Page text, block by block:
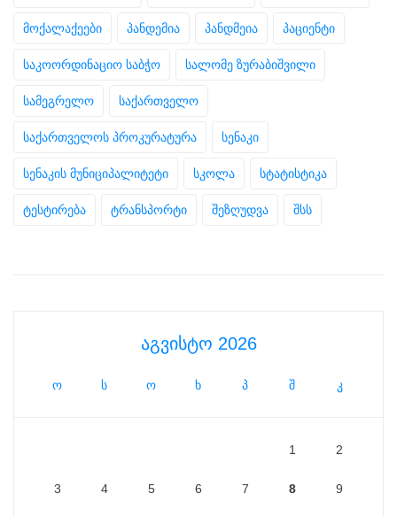
მოქალაქეები პანდემია პანდმეია პაციენტი
საკოორდინაციო საბჭო სალომე ზურაბიშვილი
სამეგრელო საქართველო
საქართველოს პროკურატურა სენაკი
სენაკის მუნიციპალიტეტი სკოლა სტატისტიკა
ტესტირება ტრანსპორტი შეზღუდვა შსს
აგვისტო 2026
ო ს ო ხ პ შ კ
1 2
3 4 5 6 7 8 9